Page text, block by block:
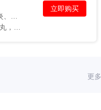
功能主治：清热解毒、镇惊开窍。用于热病、邪气入心包、高热惊厥、中风昏迷及脑炎、中毒性脑病、脑出血、败血症见上述症候者。
用法用量：口服。一次一丸，一日一次；小儿三岁以内一次1/4丸，四岁至6岁一次1/2丸，一日...
立即购买
更多